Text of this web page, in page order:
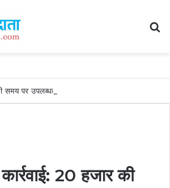
20 हजार की